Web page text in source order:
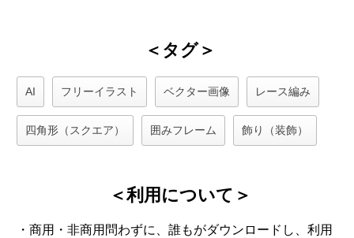
＜タグ＞
AI フリーイラスト ベクター画像 レース編み
四角形（スクエア） 囲みフレーム 飾り（装飾）
＜利用について＞
・商用・非商用問わずに、誰もがダウンロードし、利用